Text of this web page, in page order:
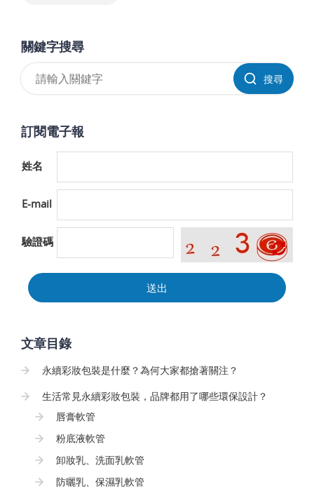
關鍵字搜尋
搜尋
訂閱電子報
姓名
E-mail
驗證碼
送出
文章目錄
永續彩妝包裝是什麼？為何大家都搶著關注？
生活常見永續彩妝包裝，品牌都用了哪些環保設計？
唇膏軟管
粉底液軟管
卸妝乳、洗面乳軟管
防曬乳、保濕乳軟管